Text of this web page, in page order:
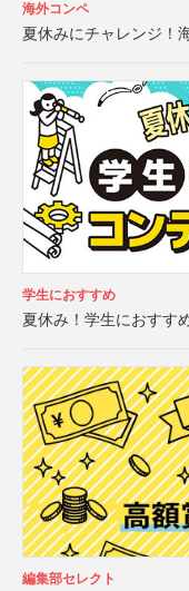
海外コンペ
夏休みにチャレンジ！
学生におすすめ
夏休み！学生におすす
編集部セレクト